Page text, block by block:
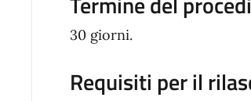
30 giorni.
Requisiti per il